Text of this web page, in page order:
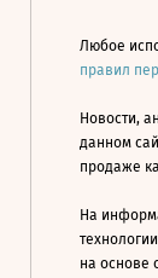
Любое
правил
Новости,
данном
продаже
На
на основе